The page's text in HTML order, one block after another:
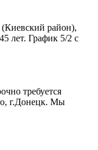
район),
лет. График 5/2 с
требуется
г.Донецк. Мы